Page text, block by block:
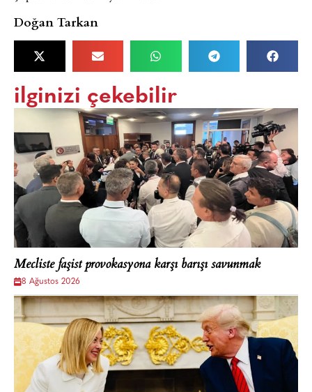
Doğan Tarkan
ilginizi çekebilir
Mecliste faşist provokasyona karşı barışı savunmak
8 Ağustos 2026